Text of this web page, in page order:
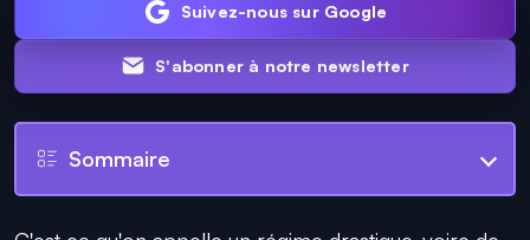
Suivez-nous sur Google
S'abonner à notre newsletter
Sommaire